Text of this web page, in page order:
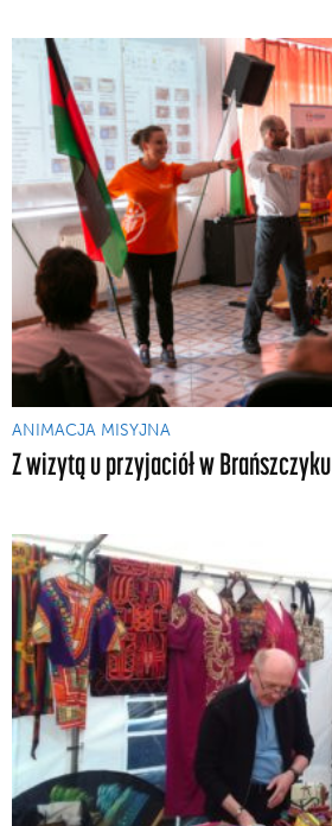
ANIMACJA MISYJNA
Z wizytą u przyjaciół w Brańszczyku